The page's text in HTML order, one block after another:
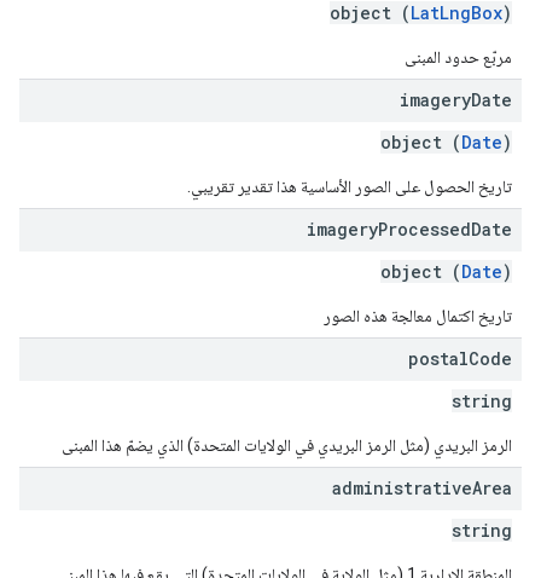
object (LatLngBox)
مربّع حدود المبنى
imageryDate
object (Date)
تاريخ الحصول على الصور الأساسية هذا تقدير تقريبي.
imageryProcessedDate
object (Date)
تاريخ اكتمال معالجة هذه الصور
postalCode
string
الرمز البريدي (مثل الرمز البريدي في الولايات المتحدة) الذي يضمّ هذا المبنى
administrativeArea
string